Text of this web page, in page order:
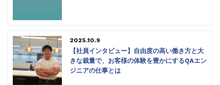
2025.10.9
【社員インタビュー】自由度の高い働き方と大
きな裁量で、お客様の体験を豊かにするQAエン
ジニアの仕事とは